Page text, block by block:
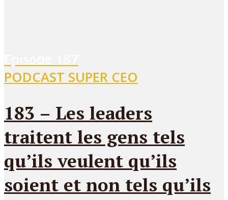
PODCAST SUPER CEO
183 – Les leaders
traitent les gens tels
qu’ils veulent qu’ils
soient et non tels qu’ils